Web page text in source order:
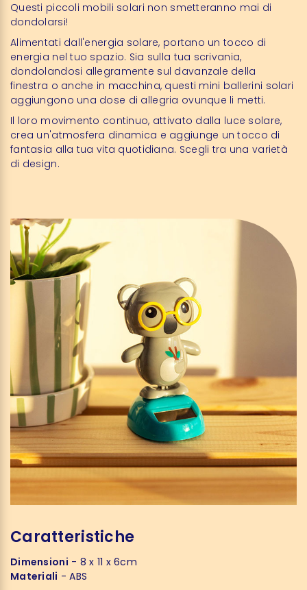
Questi piccoli mobili solari non smetteranno mai di
dondolarsi!
Alimentati dall'energia solare, portano un tocco di
energia nel tuo spazio. Sia sulla tua scrivania,
dondolandosi allegramente sul davanzale della
finestra o anche in macchina, questi mini ballerini solari
aggiungono una dose di allegria ovunque li metti.
Il loro movimento continuo, attivato dalla luce solare,
crea un'atmosfera dinamica e aggiunge un tocco di
fantasia alla tua vita quotidiana. Scegli tra una varietà
di design.
Caratteristiche
Dimensioni - 8 x 11 x 6cm
Materiali - ABS